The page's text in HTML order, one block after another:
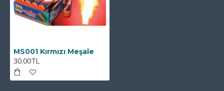
MS001 Kırmızı Meşale
30,00TL